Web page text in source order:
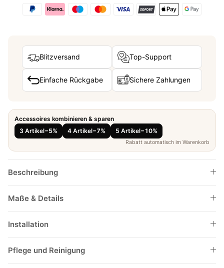
Blitzversand Top-Support
Einfache Rückgabe Sichere Zahlungen
Accessoires kombinieren & sparen
3 Artikel−5% 4 Artikel−7% 5 Artikel−10%
Rabatt automatisch im Warenkorb
Beschreibung
Maße & Details
Installation
Pflege und Reinigung